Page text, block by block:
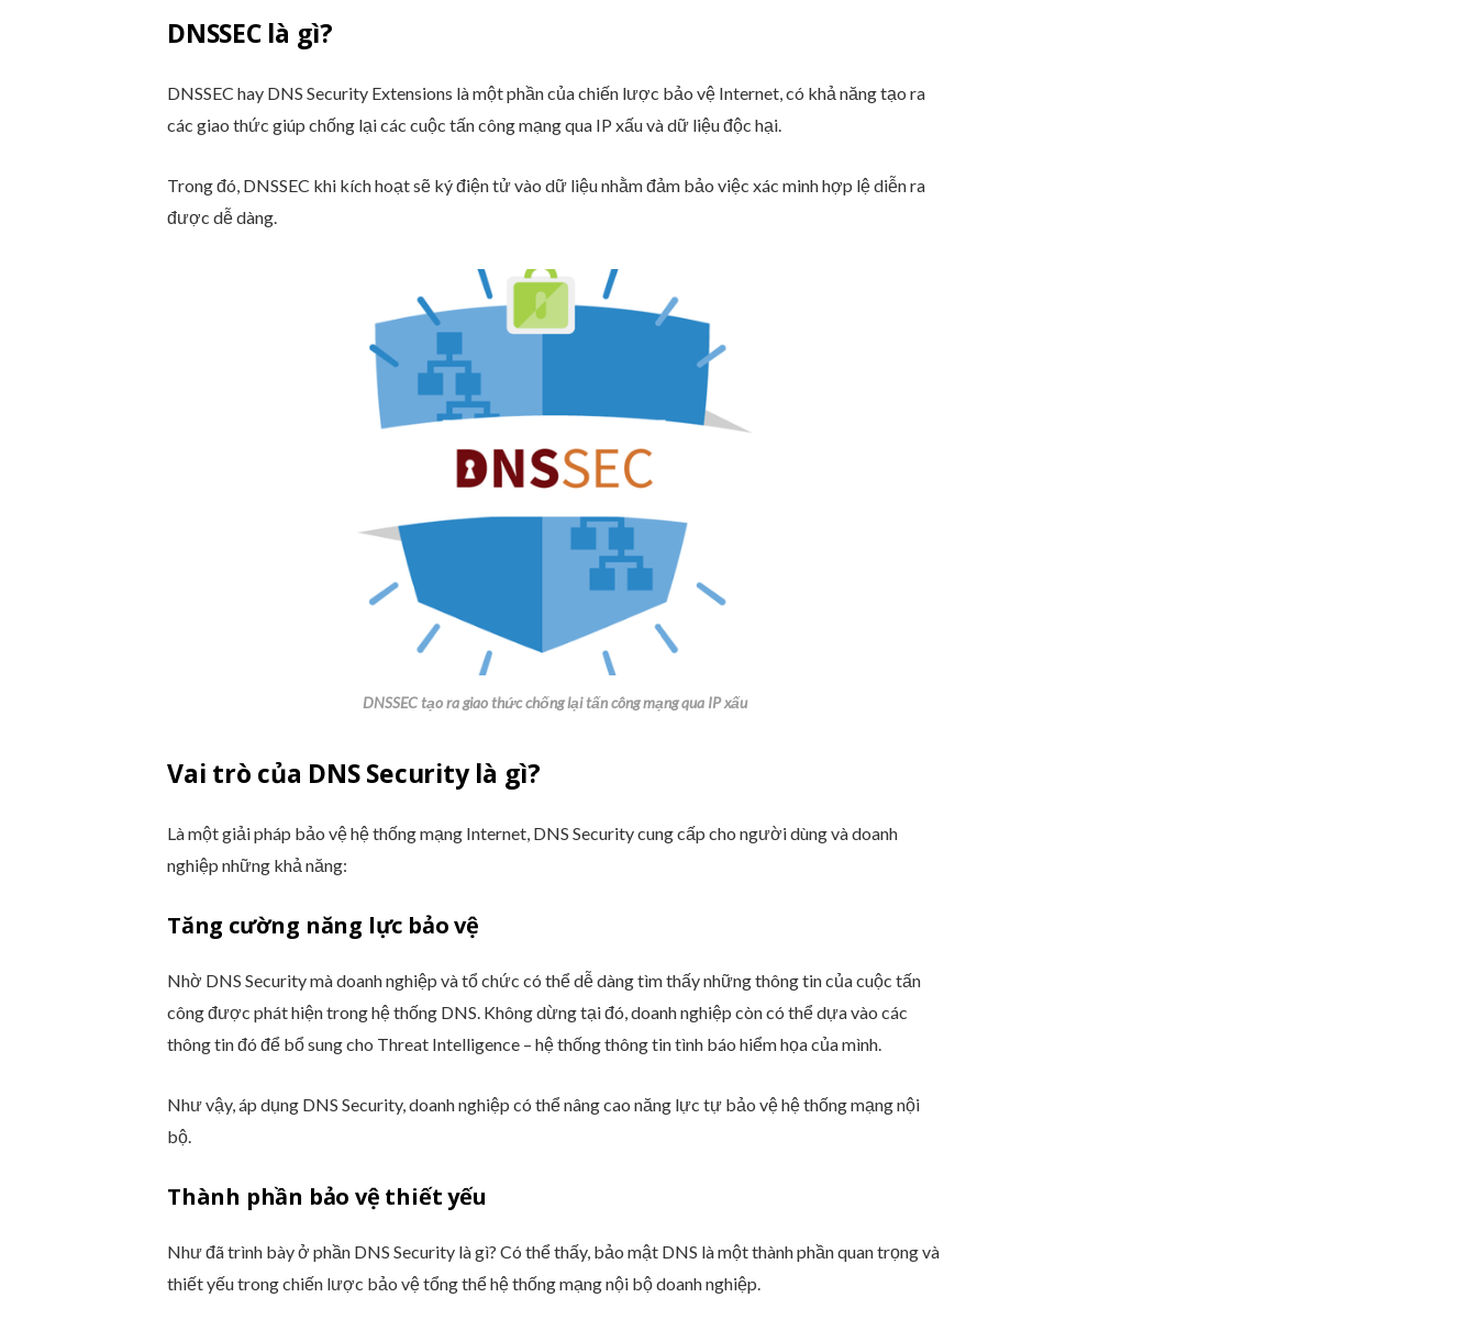
DNSSEC là gì?
DNSSEC hay DNS Security Extensions là một phần của chiến lược bảo vệ Internet, có khả năng tạo ra
các giao thức giúp chống lại các cuộc tấn công mạng qua IP xấu và dữ liệu độc hại.
Trong đó, DNSSEC khi kích hoạt sẽ ký điện tử vào dữ liệu nhằm đảm bảo việc xác minh hợp lệ diễn ra
được dễ dàng.
DNSSEC tạo ra giao thức chống lại tấn công mạng qua IP xấu
Vai trò của DNS Security là gì?
Là một giải pháp bảo vệ hệ thống mạng Internet, DNS Security cung cấp cho người dùng và doanh
nghiệp những khả năng:
Tăng cường năng lực bảo vệ
Nhờ DNS Security mà doanh nghiệp và tổ chức có thể dễ dàng tìm thấy những thông tin của cuộc tấn
công được phát hiện trong hệ thống DNS. Không dừng tại đó, doanh nghiệp còn có thể dựa vào các
thông tin đó để bổ sung cho Threat Intelligence – hệ thống thông tin tình báo hiểm họa của mình.
Như vậy, áp dụng DNS Security, doanh nghiệp có thể nâng cao năng lực tự bảo vệ hệ thống mạng nội
bộ.
Thành phần bảo vệ thiết yếu
Như đã trình bày ở phần DNS Security là gì? Có thể thấy, bảo mật DNS là một thành phần quan trọng và
thiết yếu trong chiến lược bảo vệ tổng thể hệ thống mạng nội bộ doanh nghiệp.